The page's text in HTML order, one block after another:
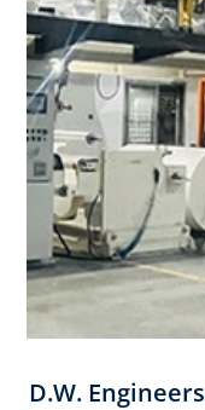
D.W. Engineers